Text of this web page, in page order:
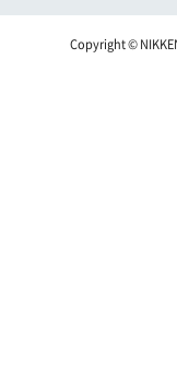
Copyright ©